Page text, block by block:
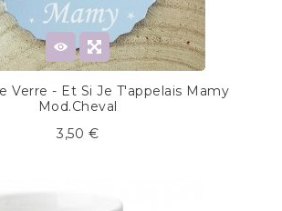
Verre - Et Si Je T'appelais Mamy
Mod.Cheval
3,50 €